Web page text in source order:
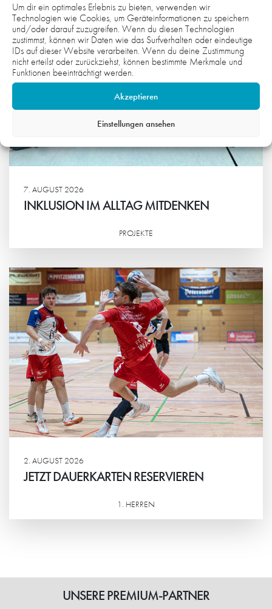
Um dir ein optimales Erlebnis zu bieten, verwenden wir
Technologien wie Cookies, um Geräteinformationen zu speichern
und/oder darauf zuzugreifen. Wenn du diesen Technologien
zustimmst, können wir Daten wie das Surfverhalten oder eindeutige
IDs auf dieser Website verarbeiten. Wenn du deine Zustimmung
nicht erteilst oder zurückziehst, können bestimmte Merkmale und
Funktionen beeinträchtigt werden.
Akzeptieren
Einstellungen ansehen
7. AUGUST 2026
INKLUSION IM ALLTAG MITDENKEN
PROJEKTE
2. AUGUST 2026
JETZT DAUERKARTEN RESERVIEREN
1. HERREN
UNSERE PREMIUM-PARTNER